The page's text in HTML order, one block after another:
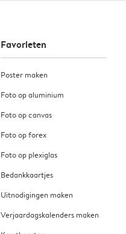
Favorieten
Poster maken
Foto op aluminium
Foto op canvas
Foto op forex
Foto op plexiglas
Bedankkaartjes
Uitnodigingen maken
Verjaardagskalenders maken